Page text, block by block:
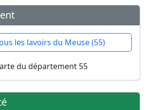
les lavoirs du Meuse (55)